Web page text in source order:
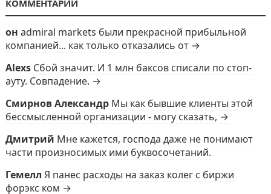
КОММЕНТАРИИ
он admiral markets были прекрасной прибыльной
компанией... как только отказались от →
Alexs Сбой значит. И 1 млн баксов списали по стоп-
ауту. Совпадение. →
Смирнов Александр Мы как бывшие клиенты этой
бессмысленной организации - могу сказать, →
Дмитрий Мне кажется, господа даже не понимают
части произносимых ими буквосочетаний.
Гемелл Я панес расходы на заказ колег с биржи
форэкс ком →